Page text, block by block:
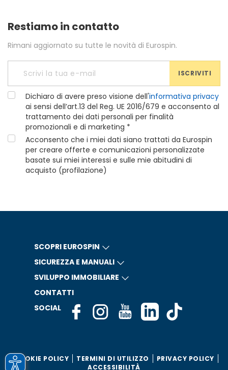
Restiamo in contatto
Rimani aggiornato su tutte le novità di Eurospin.
ISCRIVITI
Dichiaro di avere preso visione dell'informativa privacy
ai sensi dell’art.13 del Reg. UE 2016/679 e acconsento al
trattamento dei dati personali per finalità
promozionali e di marketing *
Acconsento che i miei dati siano trattati da Eurospin
per creare offerte e comunicazioni personalizzate
basate sui miei interessi e sulle mie abitudini di
acquisto (profilazione)
SCOPRI EUROSPIN
SICUREZZA E MANUALI
SVILUPPO IMMOBILIARE
CONTATTI
SOCIAL
COOKIE POLICY TERMINI DI UTILIZZO
PRIVACY POLICY
ACCESSIBILITÀ